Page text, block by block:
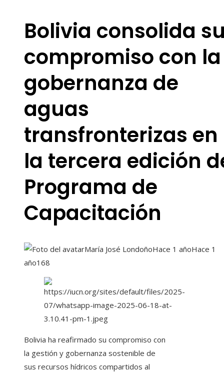
Bolivia consolida
compromiso con la
gobernanza de
aguas
transfronterizas en
la tercera edición
Programa de
Capacitación
María José LondoñoHace 1 añoHace 1
año168
Bolivia ha reafirmado su compromiso con
la gestión y gobernanza sostenible de
sus recursos hídricos compartidos al